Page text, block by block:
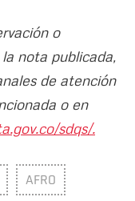
o
nota publicada,
de atención
o en
sdqs/.
AFRO